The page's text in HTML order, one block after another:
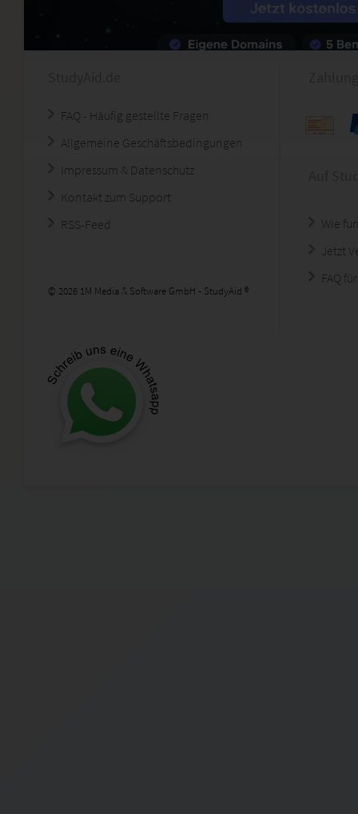
FAQ - Häufig gestellte Fragen
Allgemeine Geschäftsbedingungen
Impressum & Datenschutz
Kontakt zum Support
RSS-Feed
© 2026 1M Media & Software GmbH - StudyAid ®
Wie
Jetzt
FAQ